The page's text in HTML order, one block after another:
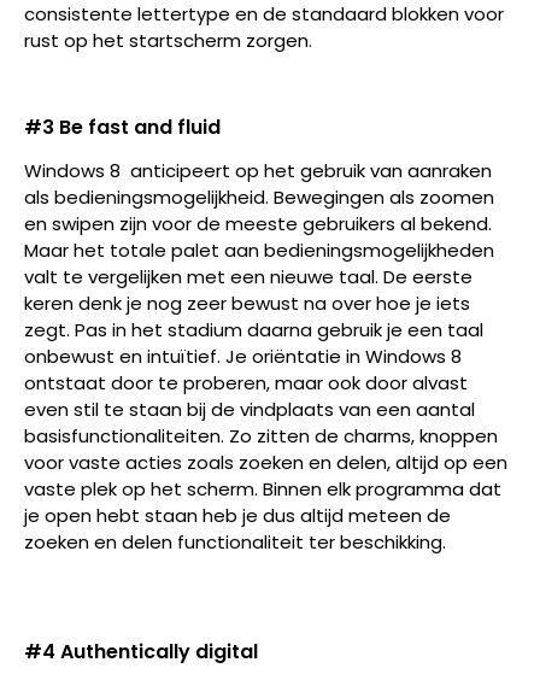
consistente lettertype en de standaard blokken voor
rust op het startscherm zorgen.
#3 Be fast and fluid
Windows 8 anticipeert op het gebruik van aanraken
als bedieningsmogelijkheid. Bewegingen als zoomen
en swipen zijn voor de meeste gebruikers al bekend.
Maar het totale palet aan bedieningsmogelijkheden
valt te vergelijken met een nieuwe taal. De eerste
keren denk je nog zeer bewust na over hoe je iets
zegt. Pas in het stadium daarna gebruik je een taal
onbewust en intuïtief. Je oriëntatie in Windows 8
ontstaat door te proberen, maar ook door alvast
even stil te staan bij de vindplaats van een aantal
basisfunctionaliteiten. Zo zitten de charms, knoppen
voor vaste acties zoals zoeken en delen, altijd op een
vaste plek op het scherm. Binnen elk programma dat
je open hebt staan heb je dus altijd meteen de
zoeken en delen functionaliteit ter beschikking.
#4 Authentically digital